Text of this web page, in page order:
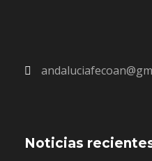
Noticias